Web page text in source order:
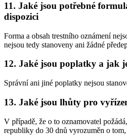
11. Jaké jsou potřebné
dispozici
Forma a obsah trestního oznámení
nejsou tedy stanoveny ani žádné
12. Jaké jsou poplatky a jak
Správní ani jiné poplatky nejsou
13. Jaké jsou lhůty pro
V případě, že o to oznamovatel
republiky do 30 dnů vyrozuměn o